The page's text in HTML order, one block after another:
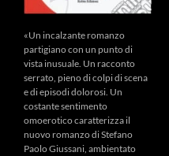
«Un incalzante romanzo
partigiano con un punto di
vista inusuale. Un racconto
serrato, pieno di colpi di scena
e di episodi dolorosi. Un
costante sentimento
omoerotico caratterizza il
nuovo romanzo di Stefano
Paolo Giussani, ambientato